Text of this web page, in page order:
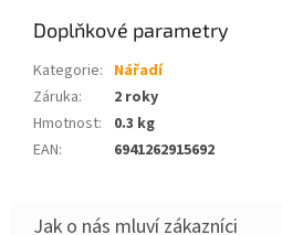
Doplňkové parametry
Kategorie: Nářadí
Záruka:
2 roky
Hmotnost:
0.3 kg
EAN: 6941262915692